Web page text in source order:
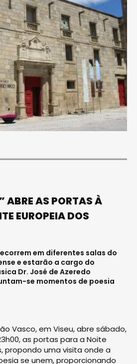
ABRE AS PORTAS À
EUROPEIA DOS
em diferentes salas do
e estarão a cargo do
Dr. José de Azeredo
se momentos de poesia
Vasco, em Viseu, abre sábado,
as portas para a Noite
propondo uma visita onde a
se unem, proporcionando